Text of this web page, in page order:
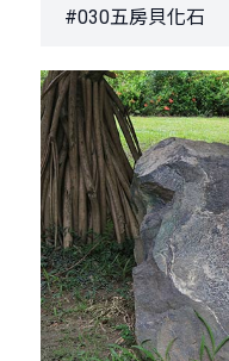
#030五房貝化石